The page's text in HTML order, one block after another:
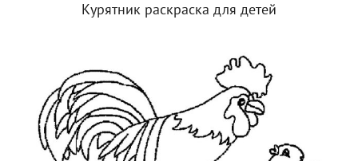
Курятник раскраска для детей